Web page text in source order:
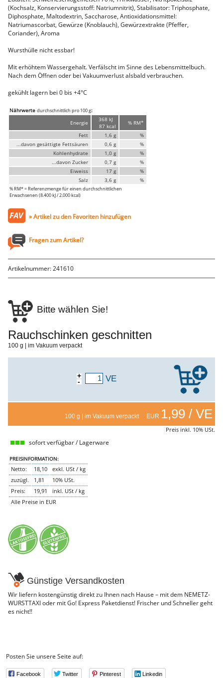
Faschiertes
DELUXE SCHWEIN
STEAKS
Steaks vom SCHWEIN
Nemetz-Menü
Wurstwaren
Putenwurst
Aufschnittwurst
Leberkäse
Mini-Würstel
Schinken
Fische
Meeresfrüchte
Konserven
Hausmannskost
Beilagen
Knödel
Suppeneinlagen
Pommes & Wedges
Teigwaren
Gebäck
Getränke
Bier
Säfte
aus dem Glas
WURSTTORTE
NEMETZ-DOGS
Hundefutter
nass
trocken
Belcando
Barf-Zusätze
Gutschein kaufen
(Kochsalz, Konservierungsstoff: Natriumnitrit), Stabilisator: Triphosphate,
Diphosphate, Maltodextrin, Saccharose, Antioxidationsmittel:
Natriumascorbat, Gewürze (Knoblauch), Gewürzextrakte (Pfeffer,
Coriander), Aroma
Wursthülle nicht essbar!
Mit erhöhtem Wassergehalt. Verfälscht im Sinne des Lebensmittelbuch.
Nach dem Öffnen oder bei Vakuumverlust alsbald verbrauchen.
gekühlt lagern bei 0 bis +4°C
Nährwerte durchschnittlich pro 100 g:
Energie
368 kJ
87 kcal
% RM*
Fett
1,6 g
%
...davon gesättigte Fettsäuren
0,6 g
%
Kohlenhydrate
1,0 g
%
...davon Zucker
0,7 g
%
Eiweiss
17 g
%
Salz
3,6 g %
% RM* = Referenzmenge für einen durchschnittlichen
Erwachsenen (8.400 kJ / 2.000 kcal)
» Artikel zu den Favoriten hinzufügen
Fragen zum Artikel?
Artikelnummer:241610
Bitte wählen Sie!
Rauchschinken geschnitten
100 g | im Vakuum verpackt
+
- VE
100 g | im Vakuum verpackt EUR 1,99 / VE
Preis inkl. 10% USt.
sofort verfügbar / Lagerware
PREISINFORMATION:
Netto: 18,10
exkl. USt / kg
zuzügl.
1,81
10% USt.
Preis:
19,91
inkl. USt / kg
Alle Preise in EUR
Günstige Versandkosten
Wir liefern kostengünstig direkt zu Ihnen nach Hause – mit dem NEMETZ-
WURSTTAXI oder mit Go! Express Paketdienst! Frischer und Schneller geht
es nicht!!
Posten Sie unsere Seite auf:
Facebook Twitter Pinterest Linkedin